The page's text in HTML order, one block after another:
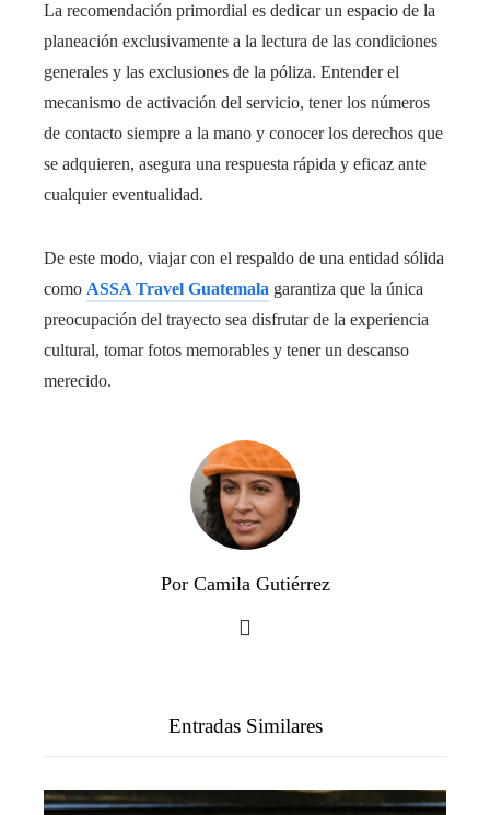
La recomendación primordial es dedicar un espacio de la
planeación exclusivamente a la lectura de las condiciones
generales y las exclusiones de la póliza. Entender el
mecanismo de activación del servicio, tener los números
de contacto siempre a la mano y conocer los derechos que
se adquieren, asegura una respuesta rápida y eficaz ante
cualquier eventualidad.
De este modo, viajar con el respaldo de una entidad sólida
como ASSA Travel Guatemala garantiza que la única
preocupación del trayecto sea disfrutar de la experiencia
cultural, tomar fotos memorables y tener un descanso
merecido.
Por Camila Gutiérrez
Entradas Similares